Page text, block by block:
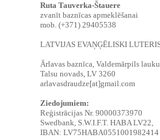
Ruta Tauverka-Štauere
zvanīt baznīcas apmeklēšanai
mob. (+371) 29405538
LATVIJAS EVAŅĢĒLISKI
Ārlavas baznīca, Valdemārpils
Talsu novads, LV 3260
arlavasdraudze[at]gmail.com
Ziedojumiem:
Reģistrācijas Nr. 90000373970
Swedbank, S.W.I.F.T. HABA LV22,
IBAN: LV75HABA0551001982414